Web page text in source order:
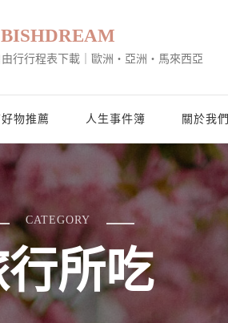
BISHDREAM
行行程表下載｜歐洲・亞洲・馬來西亞
物推薦 人生事件簿 關於我們
CATEGORY
所吃